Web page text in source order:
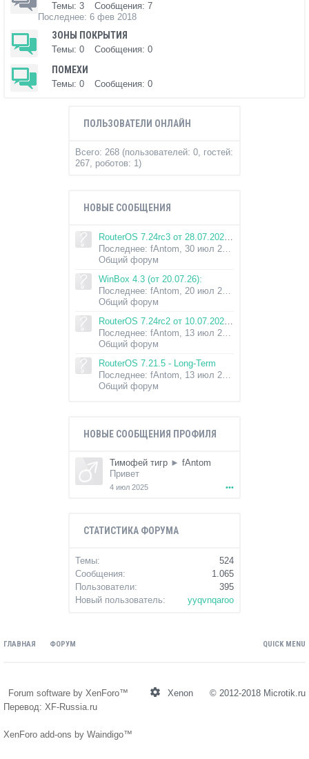
Темы: 3 Сообщения: 7
6 фев 2018
ЗОНЫ ПОКРЫТИЯ
Темы: 0 Сообщения: 0
ПОМЕХИ
Темы: 0 Сообщения: 0
ПОЛЬЗОВАТЕЛИ ОНЛАЙН
Всего: 268 (пользователей: 0, гостей:
267, роботов: 1)
НОВЫЕ СООБЩЕНИЯ
RouterOS 7.24rc3 от 28.07.2026 - Testing
Последнее: fAntom, 30 июл 2026
Общий форум
WinBox 4.3 (от 20.07.26):
Последнее: fAntom, 20 июл 2026
Общий форум
RouterOS 7.24rc2 от 10.07.2026 - Testing
Последнее: fAntom, 13 июл 2026
Общий форум
RouterOS 7.21.5 - Long-Term
Последнее: fAntom, 13 июл 2026
Общий форум
НОВЫЕ СООБЩЕНИЯ ПРОФИЛЯ
Тимофей тигр ► fAntom
Привет
4 июл 2025 •••
СТАТИСТИКА ФОРУМА
Темы:
524
Сообщения:
1.065
Пользователи:
395
Новый пользователь:
yyqvnqaroo
QUICK MENU
ГЛАВНАЯ ФОРУМ
Forum software by XenForo™
Перевод: XF-Russia.ru
XenForo add-ons by Waindigo™
Xenon © 2012-2018 Microtik.ru